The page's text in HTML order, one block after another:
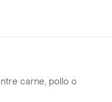
carne, pollo o